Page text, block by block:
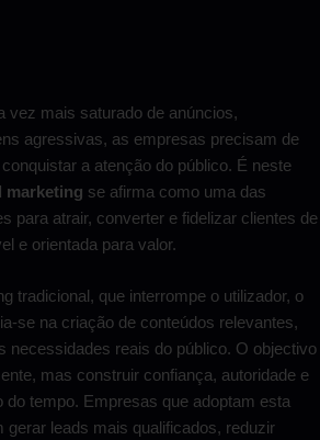
vez mais saturado de anúncios,
agressivas, as empresas precisam de
a atenção do público. É neste
marketing se afirma como uma das
para atrair, converter e fidelizar clientes de
e orientada para valor.
tradicional, que interrompe o utilizador, o
se na criação de conteúdos relevantes,
necessidades reais do público. O objectivo
mas construir confiança, autoridade e
do tempo. Empresas que adoptam esta
gerar leads mais qualificados, reduzir